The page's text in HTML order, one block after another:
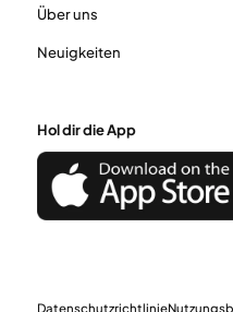
Über uns
Neuigkeiten
Hol dir die App
Datenschutzrichtlinie